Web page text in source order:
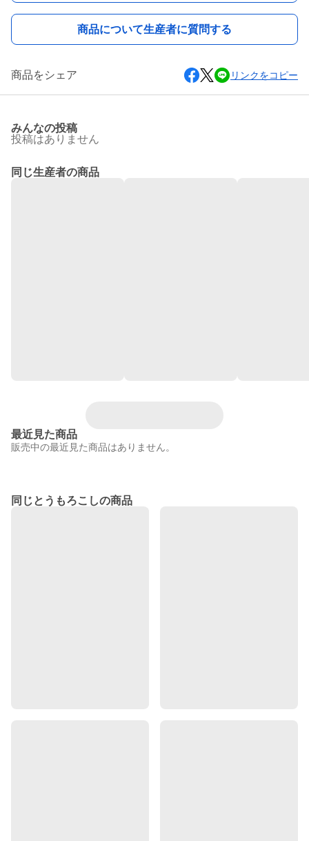
商品について生産者に質問する
商品をシェア リンクをコピー
みんなの投稿
投稿はありません
同じ生産者の商品
最近見た商品
販売中の最近見た商品はありません。
同じとうもろこしの商品